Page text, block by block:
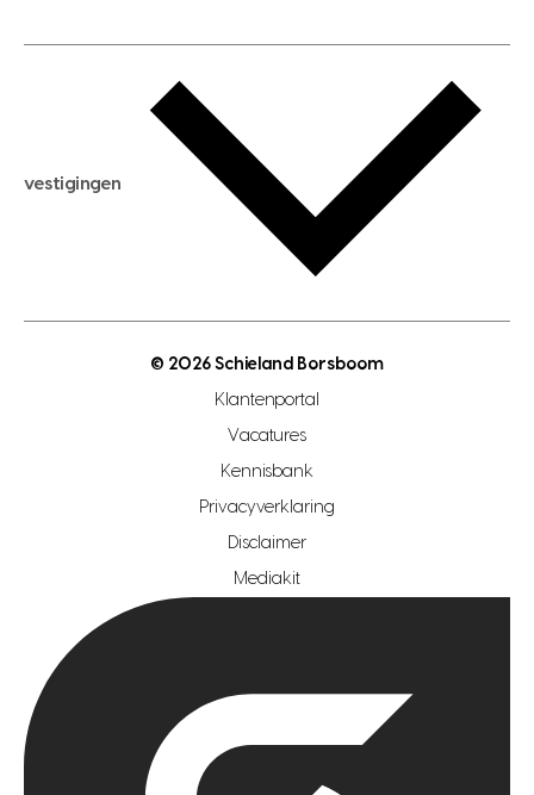
aankoopadvies
verkoopadvies
hypotheekadvies
hypotheek berekenen
maximale hypotheek berekenen
hypotheek bespaarcheck
gratis zoekprofiel aanmaken
open woningwaarde dag
vestigingen
makelaar regio zoetermeer
hypotheekshop regio den haag
hypotheekshop regio rotterdam
© 2026 Schieland Borsboom
Klantenportal
Vacatures
Kennisbank
Privacyverklaring
Disclaimer
Mediakit